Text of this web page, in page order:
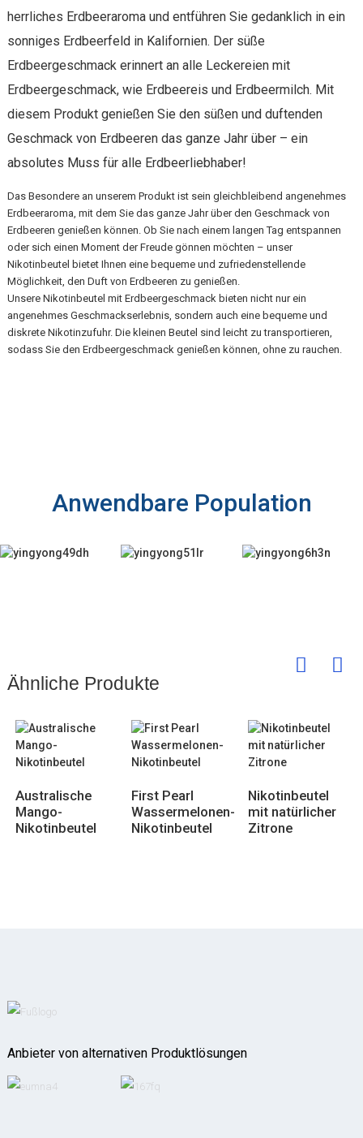
herrliches Erdbeeraroma und entführen Sie gedanklich in ein
sonniges Erdbeerfeld in Kalifornien. Der süße
Erdbeergeschmack erinnert an alle Leckereien mit
Erdbeergeschmack, wie Erdbeereis und Erdbeermilch. Mit
diesem Produkt genießen Sie den süßen und duftenden
Geschmack von Erdbeeren das ganze Jahr über – ein
absolutes Muss für alle Erdbeerliebhaber!
Das Besondere an unserem Produkt ist sein gleichbleibend angenehmes
Erdbeeraroma, mit dem Sie das ganze Jahr über den Geschmack von
Erdbeeren genießen können. Ob Sie nach einem langen Tag entspannen
oder sich einen Moment der Freude gönnen möchten – unser
Nikotinbeutel bietet Ihnen eine bequeme und zufriedenstellende
Möglichkeit, den Duft von Erdbeeren zu genießen.
Unsere Nikotinbeutel mit Erdbeergeschmack bieten nicht nur ein
angenehmes Geschmackserlebnis, sondern auch eine bequeme und
diskrete Nikotinzufuhr. Die kleinen Beutel sind leicht zu transportieren,
sodass Sie den Erdbeergeschmack genießen können, ohne zu rauchen.
Anwendbare Population
Ähnliche Produkte
Australische
Mango-
Nikotinbeutel
First Pearl
Wassermelonen-
Nikotinbeutel
Nikotinbeutel
mit natürlicher
Zitrone
Anbieter von alternativen Produktlösungen